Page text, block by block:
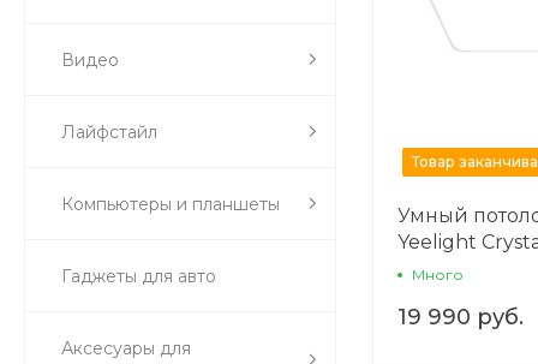
Видео
Лайфстайл
Компьютеры и планшеты
Гаджеты для авто
Аксесуары для
Товар
Умный
Yeelight
960mm Star
Много
19 990 руб.